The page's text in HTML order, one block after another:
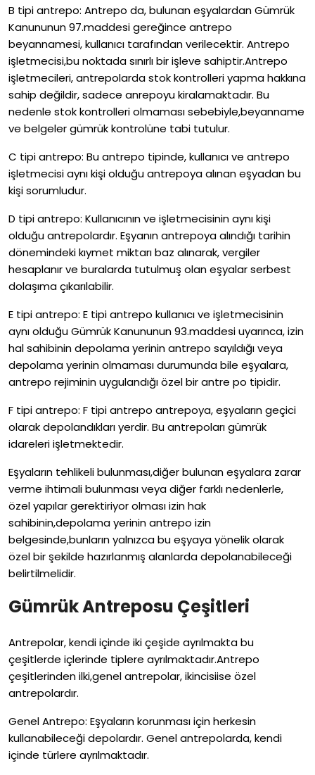
B tipi antrepo: Antrepo da, bulunan eşyalardan Gümrük
Kanununun 97.maddesi gereğince antrepo
beyannamesi, kullanıcı tarafından verilecektir. Antrepo
işletmecisi,bu noktada sınırlı bir işleve sahiptir.Antrepo
işletmecileri, antrepolarda stok kontrolleri yapma hakkına
sahip değildir, sadece anrepoyu kiralamaktadır. Bu
nedenle stok kontrolleri olmaması sebebiyle,beyanname
ve belgeler gümrük kontrolüne tabi tutulur.
C tipi antrepo: Bu antrepo tipinde, kullanıcı ve antrepo
işletmecisi aynı kişi olduğu antrepoya alınan eşyadan bu
kişi sorumludur.
D tipi antrepo: Kullanıcının ve işletmecisinin aynı kişi
olduğu antrepolardır. Eşyanın antrepoya alındığı tarihin
dönemindeki kıymet miktarı baz alınarak, vergiler
hesaplanır ve buralarda tutulmuş olan eşyalar serbest
dolaşıma çıkarılabilir.
E tipi antrepo: E tipi antrepo kullanıcı ve işletmecisinin
aynı olduğu Gümrük Kanununun 93.maddesi uyarınca, izin
hal sahibinin depolama yerinin antrepo sayıldığı veya
depolama yerinin olmaması durumunda bile eşyalara,
antrepo rejiminin uygulandığı özel bir antre po tipidir.
F tipi antrepo: F tipi antrepo antrepoya, eşyaların geçici
olarak depolandıkları yerdir. Bu antrepoları gümrük
idareleri işletmektedir.
Eşyaların tehlikeli bulunması,diğer bulunan eşyalara zarar
verme ihtimali bulunması veya diğer farklı nedenlerle,
özel yapılar gerektiriyor olması izin hak
sahibinin,depolama yerinin antrepo izin
belgesinde,bunların yalnızca bu eşyaya yönelik olarak
özel bir şekilde hazırlanmış alanlarda depolanabileceği
belirtilmelidir.
Gümrük Antreposu Çeşitleri
Antrepolar, kendi içinde iki çeşide ayrılmakta bu
çeşitlerde içlerinde tiplere ayrılmaktadır.Antrepo
çeşitlerinden ilki,genel antrepolar, ikincisiise özel
antrepolardır.
Genel Antrepo: Eşyaların korunması için herkesin
kullanabileceği depolardır. Genel antrepolarda, kendi
içinde türlere ayrılmaktadır.